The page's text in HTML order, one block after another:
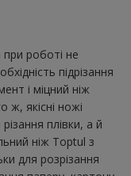
при роботі не
підрізання
і міцний ніж
ж, якісні ножі
плівки, а й
ніж Toptul з
для розрізання